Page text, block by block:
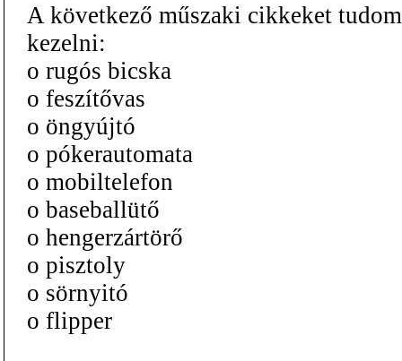
A következő műszaki cikkeket tudom
kezelni:
o rugós bicska
o feszítővas
o öngyújtó
o pókerautomata
o mobiltelefon
o baseballütő
o hengerzártörő
o pisztoly
o sörnyitó
o flipper